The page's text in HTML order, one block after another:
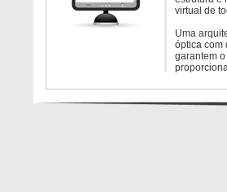
virtual de
Uma
óptica com
garantem